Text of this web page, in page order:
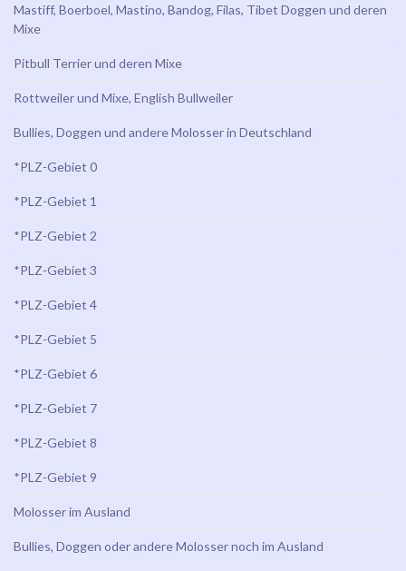
Mastiff, Boerboel, Mastino, Bandog, Filas, Tibet Doggen und deren
Mixe
Pitbull Terrier und deren Mixe
Rottweiler und Mixe, English Bullweiler
Bullies, Doggen und andere Molosser in Deutschland
*PLZ-Gebiet 0
*PLZ-Gebiet 1
*PLZ-Gebiet 2
*PLZ-Gebiet 3
*PLZ-Gebiet 4
*PLZ-Gebiet 5
*PLZ-Gebiet 6
*PLZ-Gebiet 7
*PLZ-Gebiet 8
*PLZ-Gebiet 9
Molosser im Ausland
Bullies, Doggen oder andere Molosser noch im Ausland